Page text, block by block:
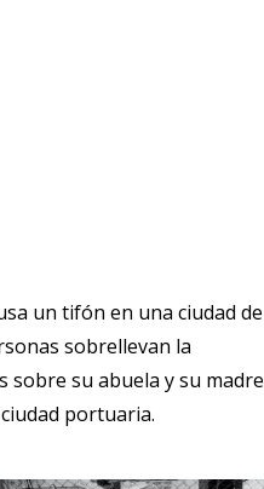
un tifón en una ciudad de
sobrellevan la
sobre su abuela y su madre
portuaria.